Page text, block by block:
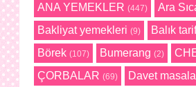
ANA YEMEKLER (447) Ara
Bakliyat yemekleri (9) Balık
Börek (107) Bumerang (2)
ÇORBALAR (69) Davet